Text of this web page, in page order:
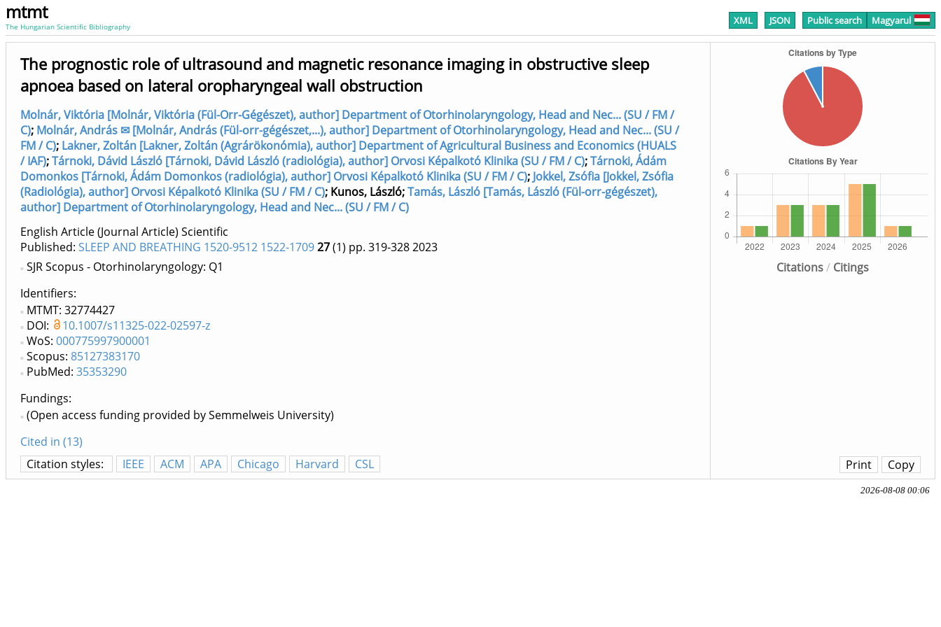
mtmt
The Hungarian Scientific Bibliography XML JSON Public search Magyarul
Citations/ Citings
The prognostic role of ultrasound and magnetic resonance imaging in obstructive sleep
apnoea based on lateral oropharyngeal wall obstruction
Molnár, Viktória [Molnár, Viktória (Fül-Orr-Gégészet), author] Department of Otorhinolaryngology, Head and Nec... (SU / FM /
C); Molnár, András ✉ [Molnár, András (Fül-orr-gégészet,...), author] Department of Otorhinolaryngology, Head and Nec... (SU /
FM / C); Lakner, Zoltán [Lakner, Zoltán (Agrárökonómia), author] Department of Agricultural Business and Economics (HUALS
/ IAF);Tárnoki, Dávid László [Tárnoki, Dávid László (radiológia), author] Orvosi Képalkotó Klinika (SU / FM / C);Tárnoki, Ádám
Domonkos [Tárnoki, Ádám Domonkos (radiológia), author] Orvosi Képalkotó Klinika (SU / FM / C); Jokkel, Zsófia [Jokkel, Zsófia
(Radiológia), author] Orvosi Képalkotó Klinika (SU / FM / C); Kunos, László;Tamás, László [Tamás, László (Fül-orr-gégészet),
author] Department of Otorhinolaryngology, Head and Nec... (SU / FM / C)
English Article (Journal Article) Scientific
Published: SLEEP AND BREATHING 1520-9512 1522-170927(1) pp. 319-3282023
SJR Scopus - Otorhinolaryngology: Q1
Identifiers
MTMT: 32774427
DOI:
10.1007/s11325-022-02597-z
WoS: 000775997900001
Scopus: 85127383170
PubMed: 35353290
Fundings:
(Open access funding provided by Semmelweis University)
Cited in (13)
Citation styles:
IEEE ACM APA Chicago Harvard CSL Copy
Print
2026-08-08 00:06